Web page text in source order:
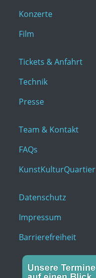
Konzerte
Film
Tickets & Anfahrt
Technik
Presse
Team & Kontakt
FAQs
KunstKulturQuartier
Datenschutz
Impressum
Barrierefreiheit